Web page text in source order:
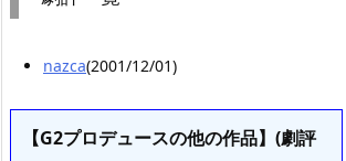
nazca(2001/12/01)
【G2プロデュースの他の作品】(劇評